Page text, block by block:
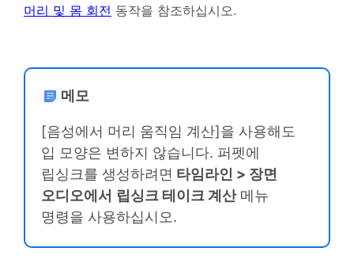
머리 및 몸 회전 동작을 참조하십시오.
메모
[음성에서 머리 움직임 계산]을 사용해도
입 모양은 변하지 않습니다. 퍼펫에
립싱크를 생성하려면 타임라인 > 장면
오디오에서 립싱크 테이크 계산메뉴
명령을 사용하십시오.